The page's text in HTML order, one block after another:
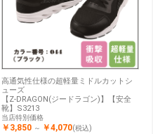
高通気性仕様の超軽量ミドルカットシ
ューズ
【Z-DRAGON(ジードラゴン)】【安全
靴】S3213
当店特別価格
￥3,850 ～ ￥4,070(税込)